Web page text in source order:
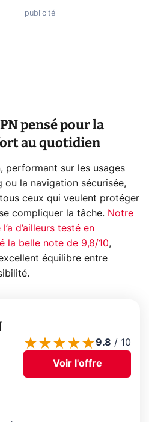
pensé pour la
au quotidien
performant sur les usages
ou la navigation sécurisée,
ceux qui veulent protéger
compliquer la tâche. Notre
d’ailleurs testé en
la belle note de 9,8/10,
équilibre entre
9.8 / 10
Voir l'offre